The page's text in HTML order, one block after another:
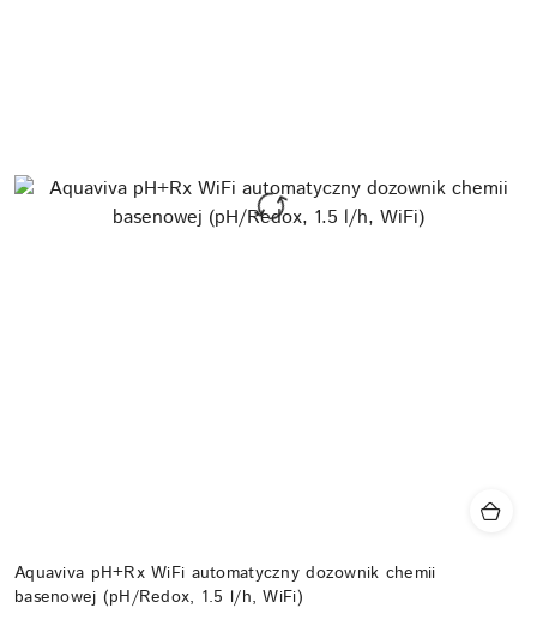
Aquaviva pH+Rx WiFi automatyczny dozownik chemii
basenowej (pH/Redox, 1.5 l/h, WiFi)